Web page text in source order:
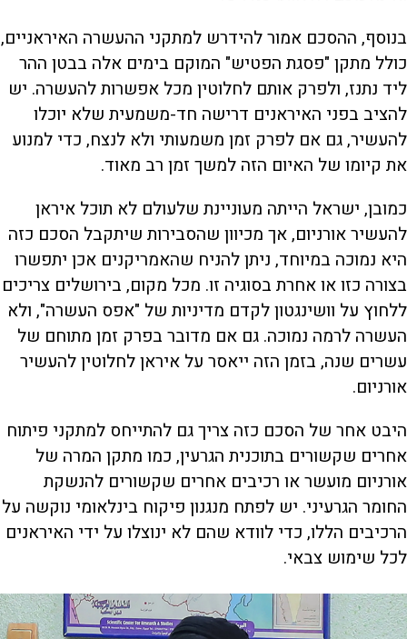
בנוסף, ההסכם אמור להידרש למתקני ההעשרה האיראניים,
כולל מתקן "פסגת הפטיש" המוקם בימים אלה בבטן ההר
ליד נתנז, ולפרק אותם לחלוטין מכל אפשרות להעשרה. יש
להציב בפני האיראנים דרישה חד-משמעית שלא יוכלו
להעשיר, גם אם לפרק זמן משמעותי ולא לנצח, כדי למנוע
את קיומו של האיום הזה למשך זמן רב מאוד.
כמובן, ישראל הייתה מעוניינת שלעולם לא תוכל איראן
להעשיר אורניום, אך מכיוון שהסבירות שיתקבל הסכם כזה
היא נמוכה במיוחד, ניתן להניח שהאמריקנים אכן יתפשרו
בצורה כזו או אחרת בסוגיה זו. מכל מקום, בירושלים צריכים
ללחוץ על וושינגטון לקדם מדיניות של "אפס העשרה", ולא
העשרה לרמה נמוכה. גם אם מדובר בפרק זמן מתוחם של
עשרים שנה, בזמן הזה ייאסר על איראן לחלוטין להעשיר
אורניום.
היבט אחר של הסכם כזה צריך גם להתייחס למתקני פיתוח
אחרים שקשורים בתוכנית הגרעין, כמו מתקן המרה של
אורניום מועשר או רכיבים אחרים שקשורים להנשקת
החומר הגרעיני. יש לפתח מנגנון פיקוח בינלאומי נוקשה על
הרכיבים הללו, כדי לוודא שהם לא ינוצלו על ידי האיראנים
לכל שימוש צבאי.